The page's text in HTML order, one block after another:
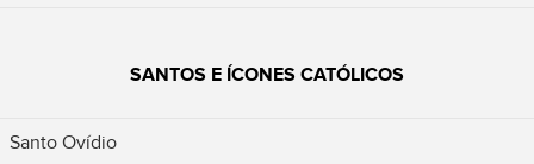
SANTOS E ÍCONES CATÓLICOS
Santo Ovídio